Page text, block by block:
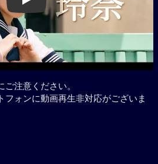
Play
注意ください。
ォンに動画再生非対応がございま